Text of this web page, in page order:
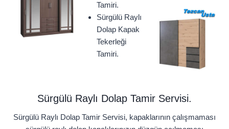
Tamiri.
Sürgülü Raylı
Dolap Kapak
Tekerleği
Tamiri.
Sürgülü Raylı Dolap Tamir Servisi.
Sürgülü Raylı Dolap Tamir Servisi, kapaklarının çalışmaması